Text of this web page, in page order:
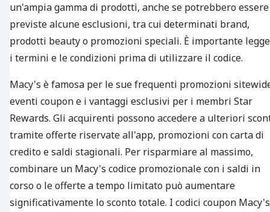
un'ampia gamma di prodotti, anche se potrebbero essere
previste alcune esclusioni, tra cui determinati brand,
prodotti beauty o promozioni speciali. È importante
i termini e le condizioni prima di utilizzare il codice.
Macy's è famosa per le sue frequenti promozioni
eventi coupon e i vantaggi esclusivi per i membri Star
Rewards. Gli acquirenti possono accedere a ulteriori
tramite offerte riservate all'app, promozioni con carta di
credito e saldi stagionali. Per risparmiare al massimo,
combinare un Macy's codice promozionale con i saldi in
corso o le offerte a tempo limitato può aumentare
significativamente lo sconto totale. I codici coupon Macy's